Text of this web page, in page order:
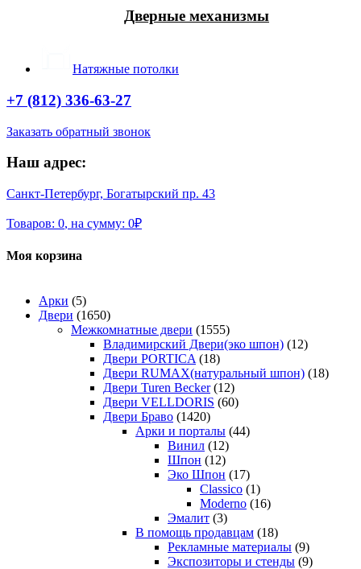
Дверные механизмы
Натяжные потолки
+7 (812) 336-63-27
Заказать обратный звонок
Наш адрес:
Санкт-Петербург, Богатырский пр. 43
Товаров: 0, на сумму: 0₽
Моя корзина
Арки (5)
Двери (1650)
Межкомнатные двери (1555)
Владимирский Двери(эко шпон) (12)
Двери PORTICA (18)
Двери RUMAX(натуральный шпон) (18)
Двери Turen Becker (12)
Двери VELLDORIS (60)
Двери Браво (1420)
Арки и порталы (44)
Винил (12)
Шпон (12)
Эко Шпон (17)
Classico (1)
Moderno (16)
Эмалит (3)
В помощь продавцам (18)
Рекламные материалы (9)
Экспозиторы и стенды (9)